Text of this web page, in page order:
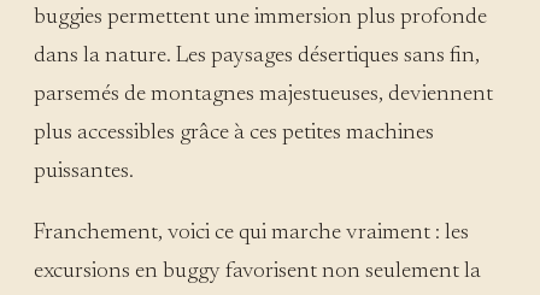
buggies permettent une immersion plus profonde
dans la nature. Les paysages désertiques sans fin,
parsemés de montagnes majestueuses, deviennent
plus accessibles grâce à ces petites machines
puissantes.
Franchement, voici ce qui marche vraiment : les
excursions en buggy favorisent non seulement la